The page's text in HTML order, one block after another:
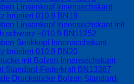
Linsenkopf Innensechskant
brüniert 010.9 BN19
Linsenkopf Innensechskant mit
schwarz ~010.9 BN11252
Senkkopf Innensechskant
brüniert 010.9 BN20
mit Bolzen Innensechskant
Standard-Federkraft BN13367
Druckstücke Bolzen Standard-